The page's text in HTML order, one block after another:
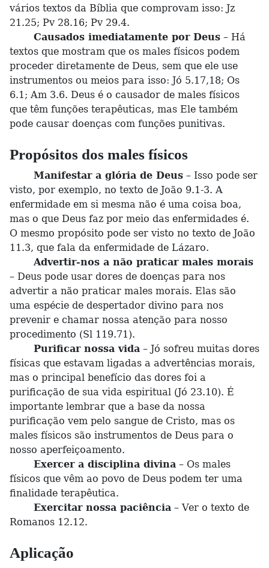
vários textos da Bíblia que comprovam isso: Jz
21.25; Pv 28.16; Pv 29.4.
Causados imediatamente por Deus – Há
textos que mostram que os males físicos podem
proceder diretamente de Deus, sem que ele use
instrumentos ou meios para isso: Jó 5.17,18; Os
6.1; Am 3.6. Deus é o causador de males físicos
que têm funções terapêuticas, mas Ele também
pode causar doenças com funções punitivas.
Propósitos dos males físicos
Manifestar a glória de Deus – Isso pode ser
visto, por exemplo, no texto de João 9.1-3. A
enfermidade em si mesma não é uma coisa boa,
mas o que Deus faz por meio das enfermidades é.
O mesmo propósito pode ser visto no texto de João
11.3, que fala da enfermidade de Lázaro.
Advertir-nos a não praticar males morais
– Deus pode usar dores de doenças para nos
advertir a não praticar males morais. Elas são
uma espécie de despertador divino para nos
prevenir e chamar nossa atenção para nosso
procedimento (Sl 119.71).
Purificar nossa vida – Jó sofreu muitas dores
físicas que estavam ligadas a advertências morais,
mas o principal benefício das dores foi a
purificação de sua vida espiritual (Jó 23.10). É
importante lembrar que a base da nossa
purificação vem pelo sangue de Cristo, mas os
males físicos são instrumentos de Deus para o
nosso aperfeiçoamento.
Exercer a disciplina divina – Os males
físicos que vêm ao povo de Deus podem ter uma
finalidade terapêutica.
Exercitar nossa paciência – Ver o texto de
Romanos 12.12.
Aplicação